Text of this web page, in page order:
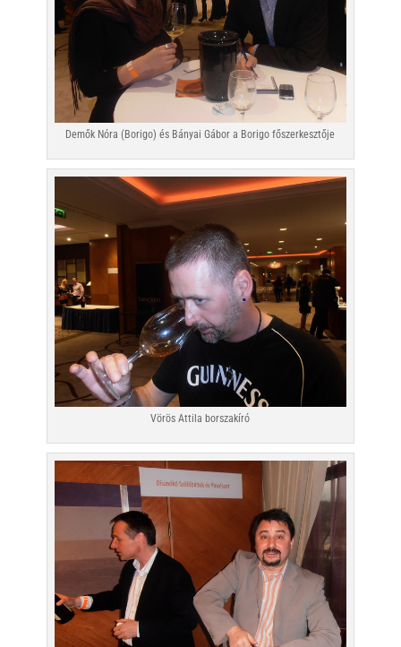
Demők Nóra (Borigo) és Bányai Gábor a Borigo főszerkesztője
Vörös Attila borszakíró